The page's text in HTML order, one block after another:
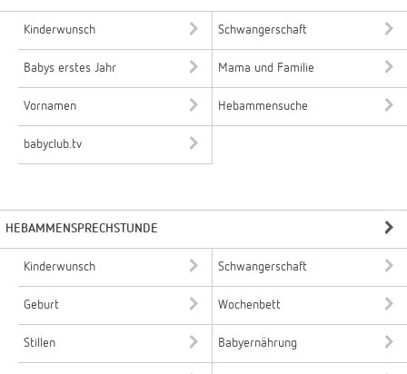
Kinderwunsch Schwangerschaft
Babys erstes Jahr Mama und Familie
Vornamen Hebammensuche
babyclub.tv
HEBAMMENSPRECHSTUNDE
Kinderwunsch Schwangerschaft
Geburt Wochenbett
Stillen Babyernährung